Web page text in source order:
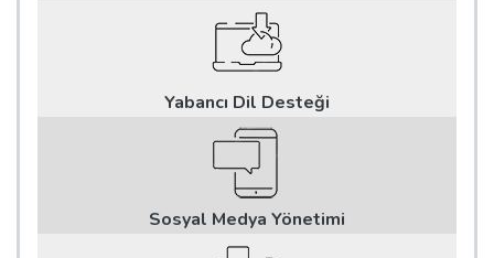
Yabancı Dil Desteği
Sosyal Medya Yönetimi